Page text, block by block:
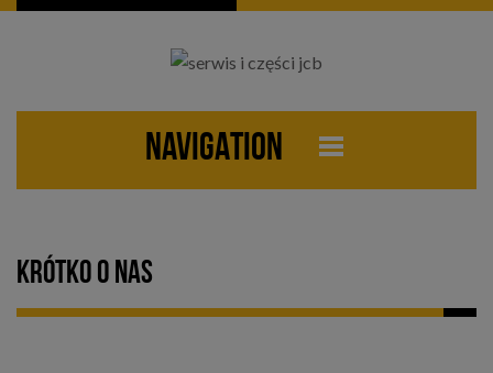
NAVIGATION
Krótko o nas